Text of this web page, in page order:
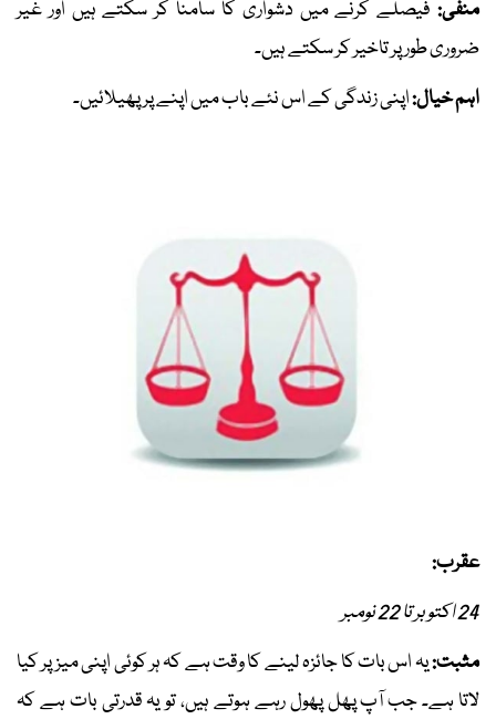
منفی: فیصلے کرنے میں دشواری کا سامنا کر سکتے ہیں اور غیر
ضروری طور پر تاخیر کر سکتے ہیں۔
اہم خیال:اپنی زندگی کے اس نئے باب میں اپنے پر پھیلائیں۔
عقرب:
24 اکتوبر تا 22 نومبر
مثبت:یہ اس بات کا جائزہ لینے کا وقت ہے کہ ہر کوئی اپنی میز پر کیا
لاتا ہے۔ جب آپ پھل پھول رہے ہوتے ہیں، تو یہ قدرتی بات ہے کہ